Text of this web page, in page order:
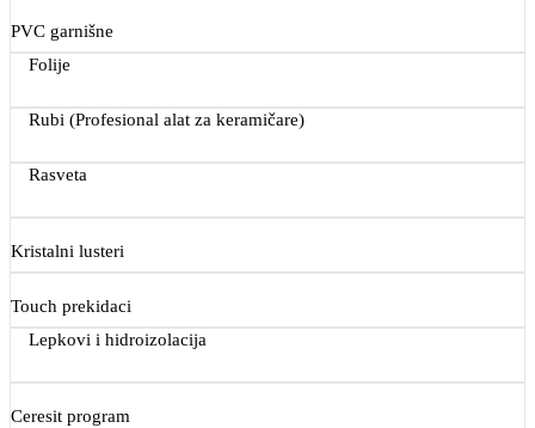
PVC garnišne
Folije
Rubi (Profesional alat za keramičare)
Rasveta
Kristalni lusteri
Touch prekidaci
Lepkovi i hidroizolacija
Ceresit program